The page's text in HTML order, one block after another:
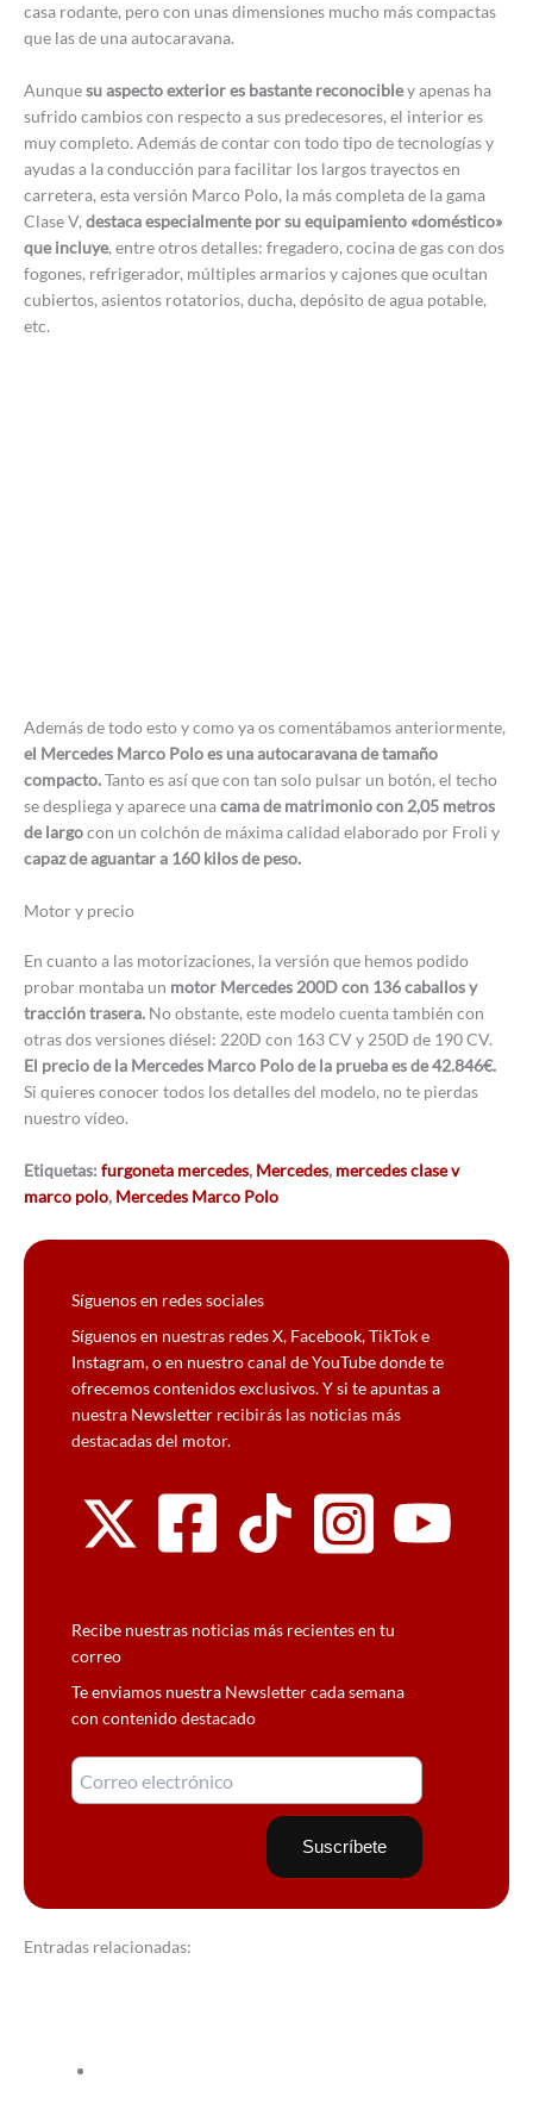
casa rodante, pero con unas dimensiones mucho más compactas
que las de una autocaravana.
Aunquesu aspecto exterior es bastante reconocibley apenas ha
sufrido cambios con respecto a sus predecesores, el interior es
muy completo. Además de contar con todo tipo de tecnologías y
ayudas a la conducción para facilitar los largos trayectos en
carretera, esta versión Marco Polo, la más completa de la gama
Clase V, destaca especialmente por su equipamiento «doméstico»
que incluye, entre otros detalles: fregadero, cocina de gas con dos
fogones, refrigerador, múltiples armarios y cajones que ocultan
cubiertos, asientos rotatorios, ducha, depósito de agua potable,
etc.
Además de todo esto y como ya os comentábamos anteriormente,
el Mercedes Marco Polo es una autocaravana de tamaño
compacto.Tanto es así que con tan solo pulsar un botón, el techo
se despliega y aparece unacama de matrimonio con 2,05 metros
de largocon un colchón de máxima calidad elaborado por Froli y
capaz de aguantar a 160 kilos de peso.
Motor y precio
En cuanto a las motorizaciones, la versión que hemos podido
probar montaba un motor Mercedes 200D con 136 caballos y
tracción trasera. No obstante, este modelo cuenta también con
otras dos versiones diésel: 220D con 163 CV y 250D de 190 CV.
El precio de la Mercedes Marco Polo de la prueba es de 42.846€.
Si quieres conocer todos los detalles del modelo, no te pierdas
nuestro vídeo.
Etiquetas: furgoneta mercedes, Mercedes, mercedes clase v
marco polo, Mercedes Marco Polo
Síguenos en redes sociales
Síguenos en nuestras redes X, Facebook, TikTok e
Instagram, o en nuestro canal de YouTube donde te
ofrecemos contenidos exclusivos. Y si te apuntas a
nuestra Newsletter recibirás las noticias más
destacadas del motor.
Recibe nuestras noticias más recientes en tu
correo
Te enviamos nuestra Newsletter cada semana
con contenido destacado
Entradas relacionadas: